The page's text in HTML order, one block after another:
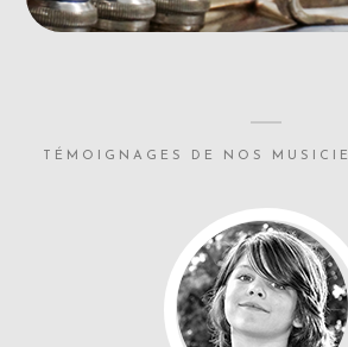
TÉMOIGNAGES DE NOS